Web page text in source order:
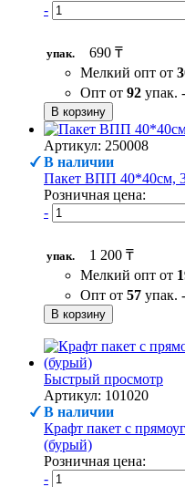
-
упак.
690 ₸
Мелкий опт от
Опт от 92 упак. -
В корзину
Артикул: 250008
В наличии
Пакет ВПП 40*40см,
Розничная цена:
-
упак.
1 200 ₸
Мелкий опт от
Опт от 57 упак. -
В корзину
Быстрый просмотр
Артикул: 101020
В наличии
Крафт пакет с
(бурый)
Розничная цена:
-